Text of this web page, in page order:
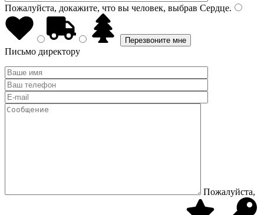
Пожалуйста, докажите, что вы человек, выбрав Сердце.
Письмо директору
Пожалуйста,